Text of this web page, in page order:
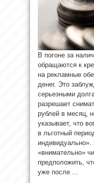
В погоне за
обращаются к
на рекламные
денег. Это
серьезными
разрешает
рублей в месяц,
указывает, что
в льготный
«внимательно»
предположить,
уже после ...